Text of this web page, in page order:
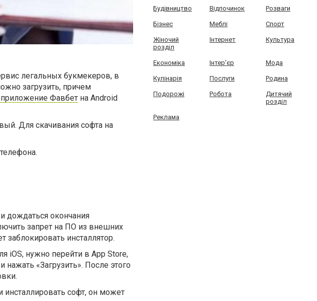
легальных букмекеров, в
загрузить, причем
приложение Фавбет на Android
Для скачивания софта на
дождаться окончания
запрет на ПО из внешних
заблокировать инсталлятор.
iOS, нужно перейти в App Store,
«Загрузить». После этого
инсталлировать софт, он может
Будівництво Відпочинок Розваги
Бізнес Меблі Спорт
Жіночий
розділ
Інтернет Культура
Економіка Інтер'єр Мода
Кулінарія Послуги Родина
Подорожі Робота
Дитячий
розділ
Реклама